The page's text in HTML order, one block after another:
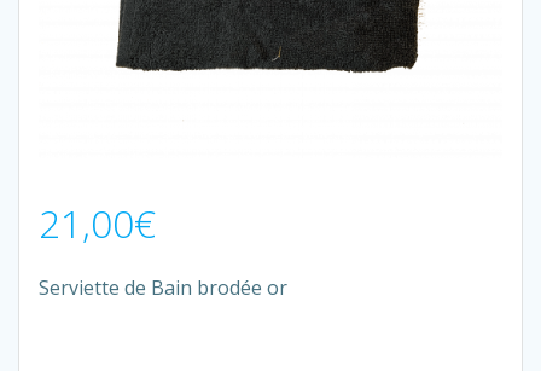
21,00€
Serviette de Bain brodée or